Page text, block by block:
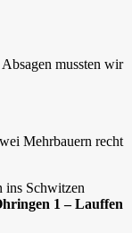
mussten wir
Mehrbauern recht
ins Schwitzen
1 – Lauffen